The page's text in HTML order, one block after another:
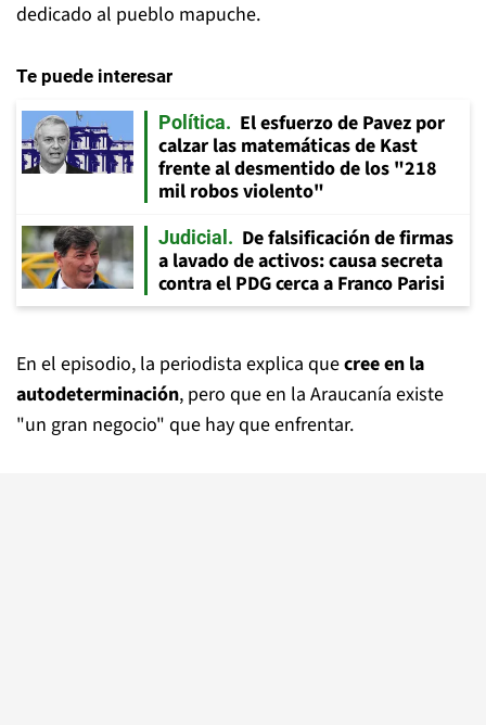
dedicado al pueblo mapuche.
Te puede interesar
Política
El esfuerzo de Pavez por
calzar las matemáticas de Kast
frente al desmentido de los "218
mil robos violento"
Judicial
De falsificación de firmas
a lavado de activos: causa secreta
contra el PDG cerca a Franco Parisi
En el episodio, la periodista explica quecree en la
autodeterminación, pero que en la Araucanía existe
"un gran negocio" que hay que enfrentar.